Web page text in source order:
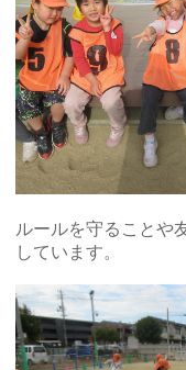
ルールを守ることや
しています。